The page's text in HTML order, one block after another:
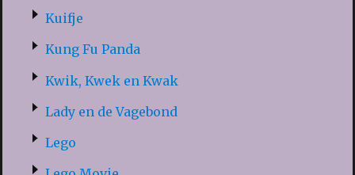
Kuifje
Kung Fu Panda
Kwik, Kwek en Kwak
Lady en de Vagebond
Lego